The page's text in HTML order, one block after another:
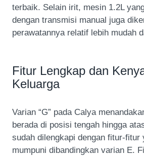
terbaik. Selain irit, mesin 1.2L
dengan transmisi manual juga
perawatannya relatif lebih mudah
Fitur Lengkap dan
Keluarga
Varian “G” pada Calya
berada di posisi tengah hingga
sudah dilengkapi dengan fitur-fitur
mumpuni dibandingkan varian E.